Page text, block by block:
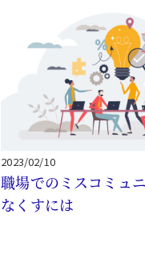
2023/02/10
職場でのミスコミュ
なくすには